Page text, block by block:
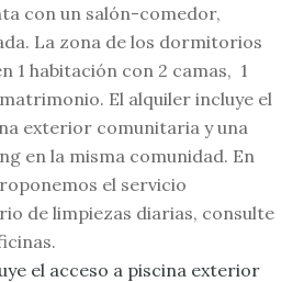
con un salón-comedor,
La zona de los dormitorios
1 habitación con 2 camas, 1
El alquiler incluye el
exterior comunitaria y una
en la misma comunidad. En
el servicio
de limpiezas diarias, consulte
el acceso a piscina exterior